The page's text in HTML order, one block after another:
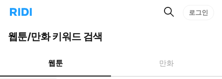
리
홈
으
턴
트
검
로그인
웹툰/만화 키워드 검색
웹툰 만화